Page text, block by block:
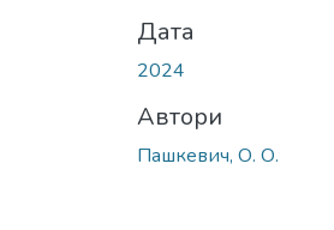
Дата
2024
Автори
Пашкевич, О. О.